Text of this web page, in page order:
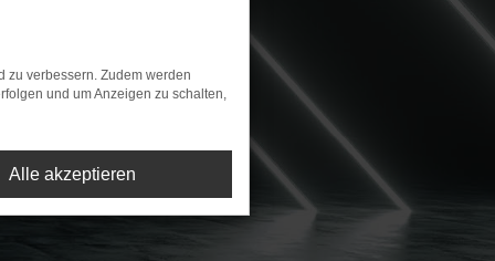
zu verbessern. Zudem werden
und um Anzeigen zu schalten,
Alle akzeptieren